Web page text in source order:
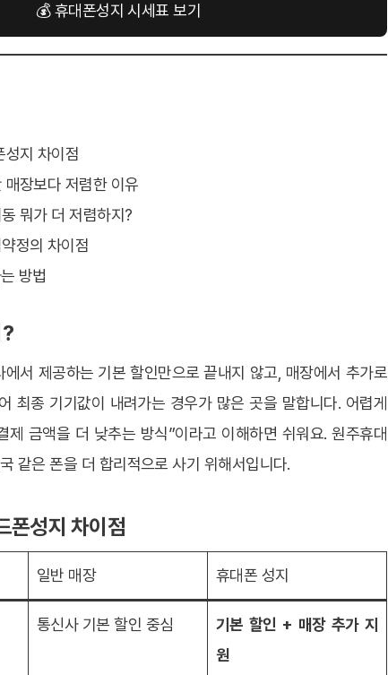
💰 휴대폰성지 시세표 보기
성지 차이점
장보다 저렴한 이유
뭐가 더 저렴하지?
정의 차이점
방법
에서 제공하는 기본 할인만으로 끝내지 않고, 매장에서 추가로
최종 기기값이 내려가는 경우가 많은 곳을 말합니다. 어렵게
제 금액을 더 낮추는 방식”이라고 이해하면 쉬워요. 원주휴대
같은 폰을 더 합리적으로 사기 위해서입니다.
폰성지 차이점
일반 매장 휴대폰 성지
통신사 기본 할인 중심
기본 할인 + 매장 추가 지
원